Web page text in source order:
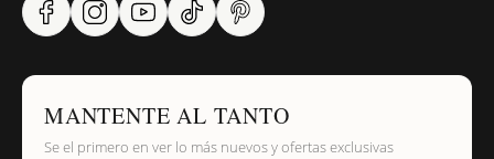
MANTENTE AL TANTO
Se el primero en ver lo más nuevos y ofertas exclusivas